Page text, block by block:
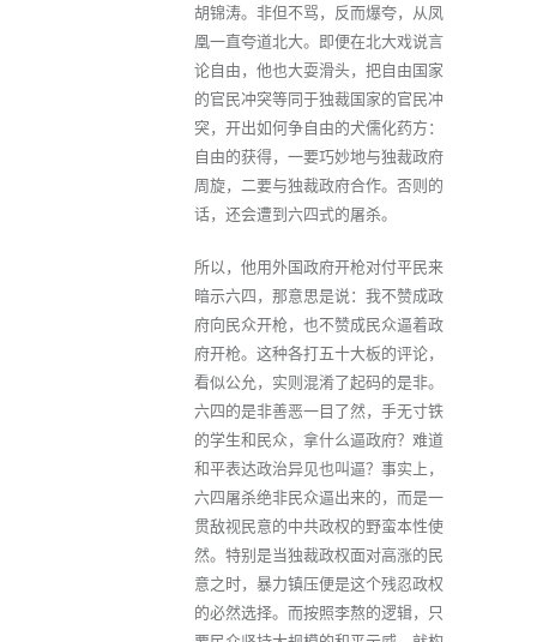
胡锦涛。非但不骂，反而爆夸，从凤
凰一直夸道北大。即便在北大戏说言
论自由，他也大耍滑头，把自由国家
的官民冲突等同于独裁国家的官民冲
突，开出如何争自由的犬儒化药方：
自由的获得，一要巧妙地与独裁政府
周旋，二要与独裁政府合作。否则的
话，还会遭到六四式的屠杀。
所以，他用外国政府开枪对付平民来
暗示六四，那意思是说：我不赞成政
府向民众开枪，也不赞成民众逼着政
府开枪。这种各打五十大板的评论，
看似公允，实则混淆了起码的是非。
六四的是非善恶一目了然，手无寸铁
的学生和民众，拿什么逼政府？难道
和平表达政治异见也叫逼？事实上，
六四屠杀绝非民众逼出来的，而是一
贯敌视民意的中共政权的野蛮本性使
然。特别是当独裁政权面对高涨的民
意之时，暴力镇压便是这个残忍政权
的必然选择。而按照李熬的逻辑，只